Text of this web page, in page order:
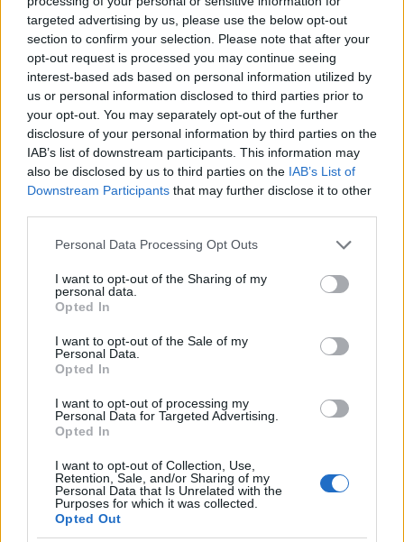
targeted advertising by us, please use the below opt-out
section to confirm your selection. Please note that after your
opt-out request is processed you may continue seeing
interest-based ads based on personal information utilized by
us or personal information disclosed to third parties prior to
your opt-out. You may separately opt-out of the further
disclosure of your personal information by third parties on the
IAB’s list of downstream participants. This information may
also be disclosed by us to third parties on the IAB’s List of
Downstream Participants that may further disclose it to other
Please note that this website/app uses one or more Google
not limited to your visit or usage behaviour. You may click to
grant or deny consent to Google and its third-party tags to
use your data for below specified purposes in below Google
consent section.
Personal Data Processing Opt Outs
I want to opt-out of the Sharing of my
personal data.
Opted In
I want to opt-out of the Sale of my
Personal Data.
Opted In
I want to opt-out of processing my
Personal Data for Targeted Advertising.
Opted In
I want to opt-out of Collection, Use,
Retention, Sale, and/or Sharing of my
Personal Data that Is Unrelated with the
Purposes for which it was collected.
Opted Out
Su WhatsApp al numero +39
345 356 7512
Ricevi le nostre ultime news
daGoogle News
Condividi l'articolo
F
a
ce
b
o
o
k
T
w
it
te
r
Pi
te
st
W
at
A
p
S
a
Controlli rafforzati in Costa Smeralda, 20
arresti e 135 denunce